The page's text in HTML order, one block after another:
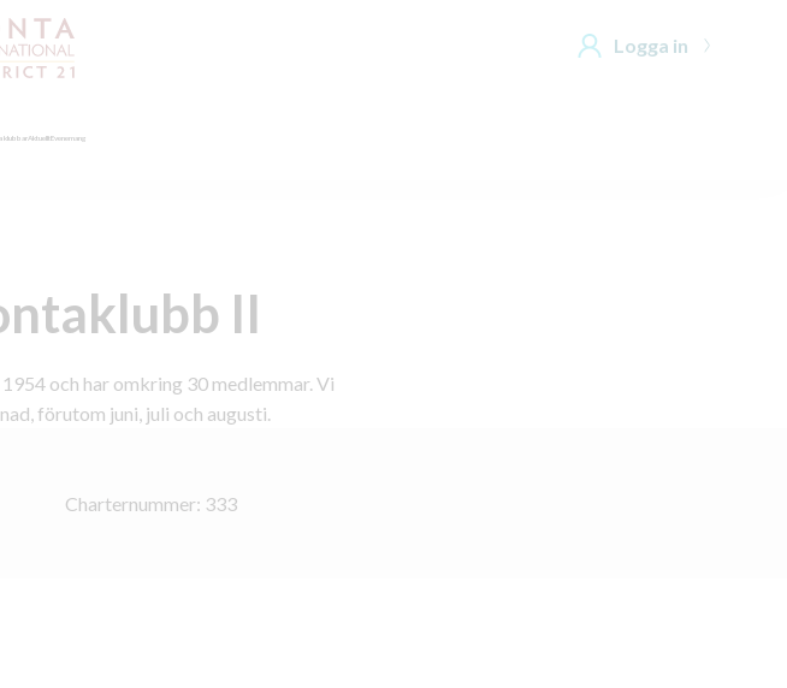
klubbarAktuelltEvenemang
Logga in
II
och har omkring 30 medlemmar. Vi
förutom juni, juli och augusti.
Charternummer: 333